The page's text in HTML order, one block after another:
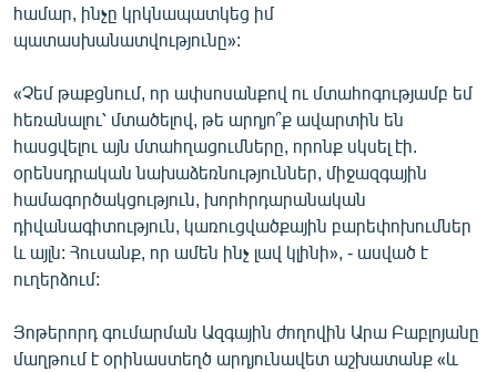
համար, ինչը կրկնապատկեց իմ
պատասխանատվությունը»:
«Չեմ թաքցնում, որ ափսոսանքով ու մտահոգությամբ եմ
հեռանալու՝ մտածելով, թե արդյո՞ք ավարտին են
հասցվելու այն մտահղացումները, որոնք սկսել էի.
օրենսդրական նախաձեռնություններ, միջազգային
համագործակցություն, խորհրդարանական
դիվանագիտություն, կառուցվածքային բարեփոխումներ
և այլն: Հուսանք, որ ամեն ինչ լավ կլինի», - ասված է
ուղերձում:
Յոթերորդ գումարման Ազգային ժողովին Արա Բաբլոյանը
մաղթում է օրինաստեղծ արդյունավետ աշխատանք «և